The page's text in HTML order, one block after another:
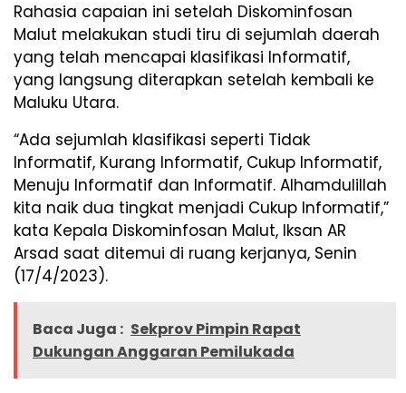
Rahasia capaian ini setelah Diskominfosan
Malut melakukan studi tiru di sejumlah daerah
yang telah mencapai klasifikasi Informatif,
yang langsung diterapkan setelah kembali ke
Maluku Utara.
“Ada sejumlah klasifikasi seperti Tidak
Informatif, Kurang Informatif, Cukup Informatif,
Menuju Informatif dan Informatif. Alhamdulillah
kita naik dua tingkat menjadi Cukup Informatif,”
kata Kepala Diskominfosan Malut, Iksan AR
Arsad saat ditemui di ruang kerjanya, Senin
(17/4/2023).
Baca Juga : Sekprov Pimpin Rapat
Dukungan Anggaran Pemilukada